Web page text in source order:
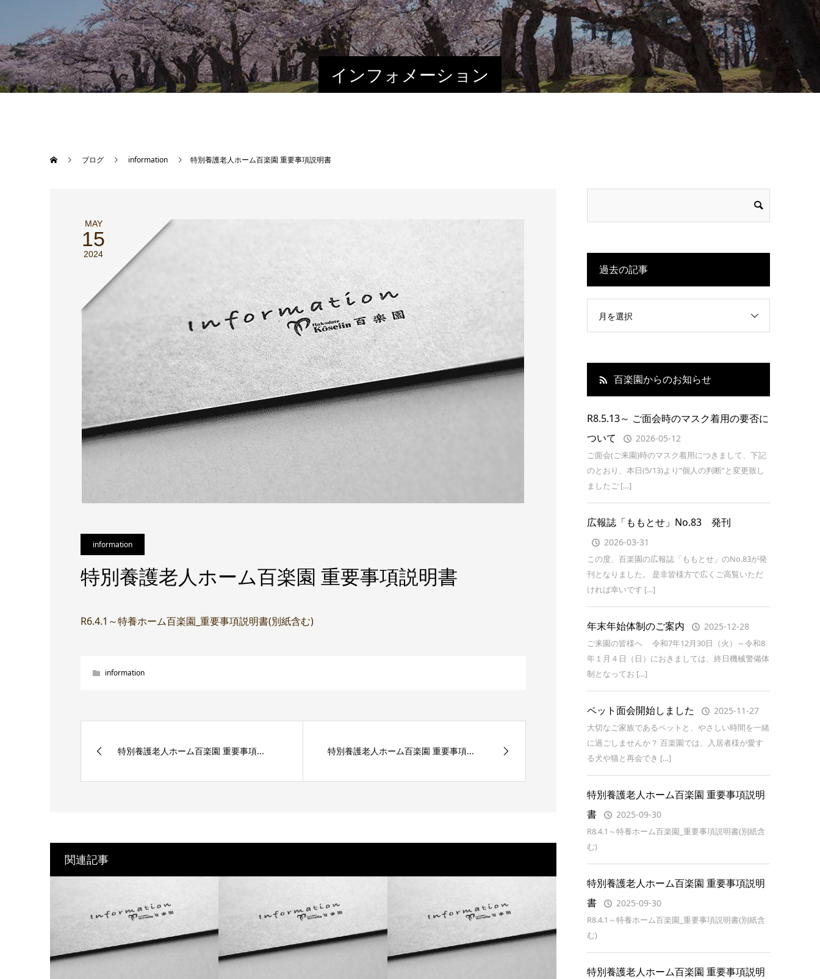
インフォメーション
ブログ information 特別養護老人ホーム百楽園 重要事項説明書
MAY
15
2024
information
特別養護老人ホーム百楽園 重要事項説明書
R6.4.1～特養ホーム百楽園_重要事項説明書(別紙含む)
information
特別養護老人ホーム百楽園 重要事項... 特別養護老人ホーム百楽園 重要事項...
関連記事
過去の記事
月を選択
百楽園からのお知らせ
R8.5.13～ ご面会時のマスク着用の要否に
ついて
2026-05-12
ご面会(ご来園)時のマスク着用につきまして、下記
のとおり、本日(5/13)より”個人の判断”と変更致し
ましたご […]
広報誌「ももとせ」No.83 発刊
2026-03-31
この度、百楽園の広報誌「ももとせ」のNo.83が発
刊となりました。 是非皆様方で広くご高覧いただ
ければ幸いです […]
年末年始体制のご案内 2025-12-28
ご来園の皆様へ 令和7年12月30日（火）～令和8
年１月４日（日）におきましては、終日機械警備体
制となってお […]
ペット面会開始しました 2025-11-27
大切なご家族であるペットと、やさしい時間を一緒
に過ごしませんか？ 百楽園では、入居者様が愛す
る犬や猫と再会でき […]
特別養護老人ホーム百楽園 重要事項説明
書
2025-09-30
R8.4.1～特養ホーム百楽園_重要事項説明書(別紙含
む)
特別養護老人ホーム百楽園 重要事項説明
書
2025-09-30
R8.4.1～特養ホーム百楽園_重要事項説明書(別紙含
む)
特別養護老人ホーム百楽園 重要事項説明